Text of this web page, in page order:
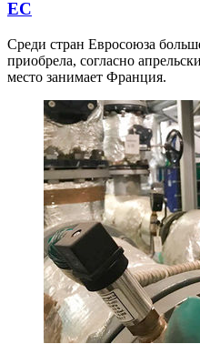
ЕС
Среди стран Евросоюза
приобрела, согласно
место занимает Франция.